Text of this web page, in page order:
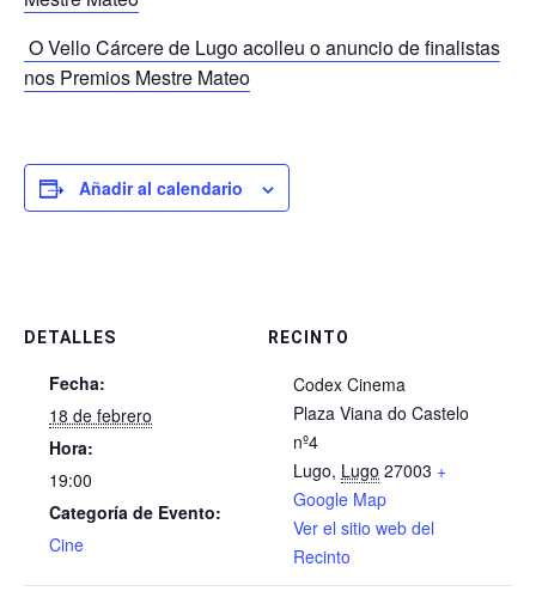
O Vello Cárcere de Lugo acolleu o anuncio de finalistas
nos Premios Mestre Mateo
Añadir al calendario
DETALLES
Fecha:
18 de febrero
Hora:
19:00
Categoría de Evento:
Cine
RECINTO
Codex Cinema
Plaza Viana do Castelo
nº4
Lugo, Lugo 27003 +
Google Map
Ver el sitio web del
Recinto